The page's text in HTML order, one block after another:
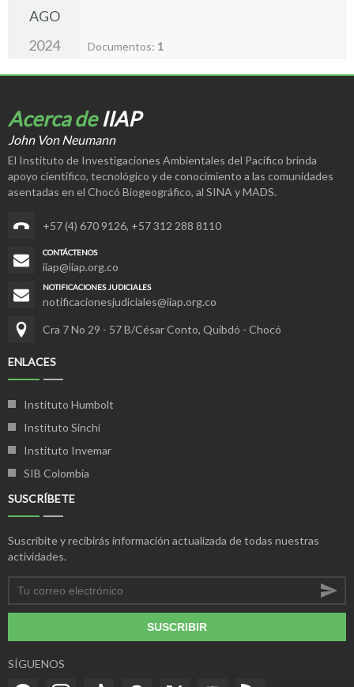
AGO
2024
Documentos: 1
Acerca deIIAP
John Von Neumann
El Instituto de Investigaciones Ambientales del Pacífico brinda
apoyo científico, tecnológico y de conocimiento a las comunidades
asentadas en el Chocó Biogeográfico, al SINA y MADS.
+57 (4) 670 9126, +57 312 288 8110
CONTÁCTENOS
iiap@iiap.org.co
NOTIFICACIONES JUDICIALES
notificacionesjudiciales@iiap.org.co
Cra 7 No 29 - 57 B/César Conto, Quibdó - Chocó
ENLACES
Instituto Humbolt
Instituto Sinchi
Instituto Invemar
SIB Colombia
SUSCRÍBETE
Suscríbite y recibirás información actualizada de todas nuestras
actividades.
SUSCRIBIR
SÍGUENOS